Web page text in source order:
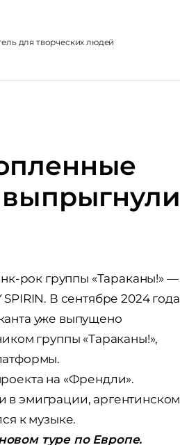
для творческих людей
рок группы «Тараканы!» —
В сентябре 2024 года
уже выпущено
группы «Тараканы!»,
на «Френдли».
эмиграции, аргентинском
к музыке.
туре по Европе.